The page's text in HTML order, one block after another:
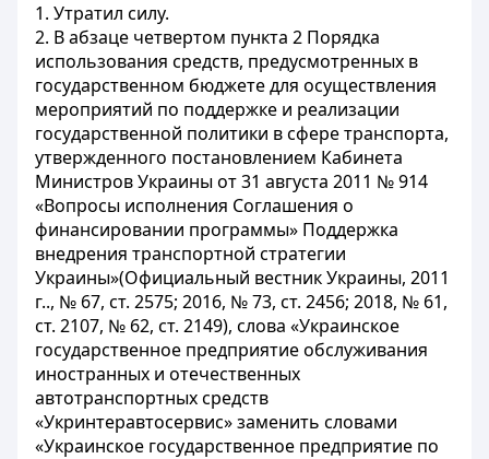
1. Утратил силу.
2. Вабзаце четвертом пункта 2 Порядка
использования средств, предусмотренных в
государственном бюджете для осуществления
мероприятий по поддержке и реализации
государственной политики в сфере транспорта,
утвержденного постановлением Кабинета
Министров Украины от 31 августа 2011 № 914
«Вопросы исполнения Соглашения о
финансировании программы» Поддержка
внедрения транспортной стратегии
Украины»(Официальный вестник Украины, 2011
г.., № 67, ст. 2575; 2016, № 73, ст. 2456; 2018, № 61,
ст. 2107, № 62, ст. 2149), слова «Украинское
государственное предприятие обслуживания
иностранных и отечественных
автотранспортных средств
«Укринтеравтосервис» заменить словами
«Украинское государственное предприятие по